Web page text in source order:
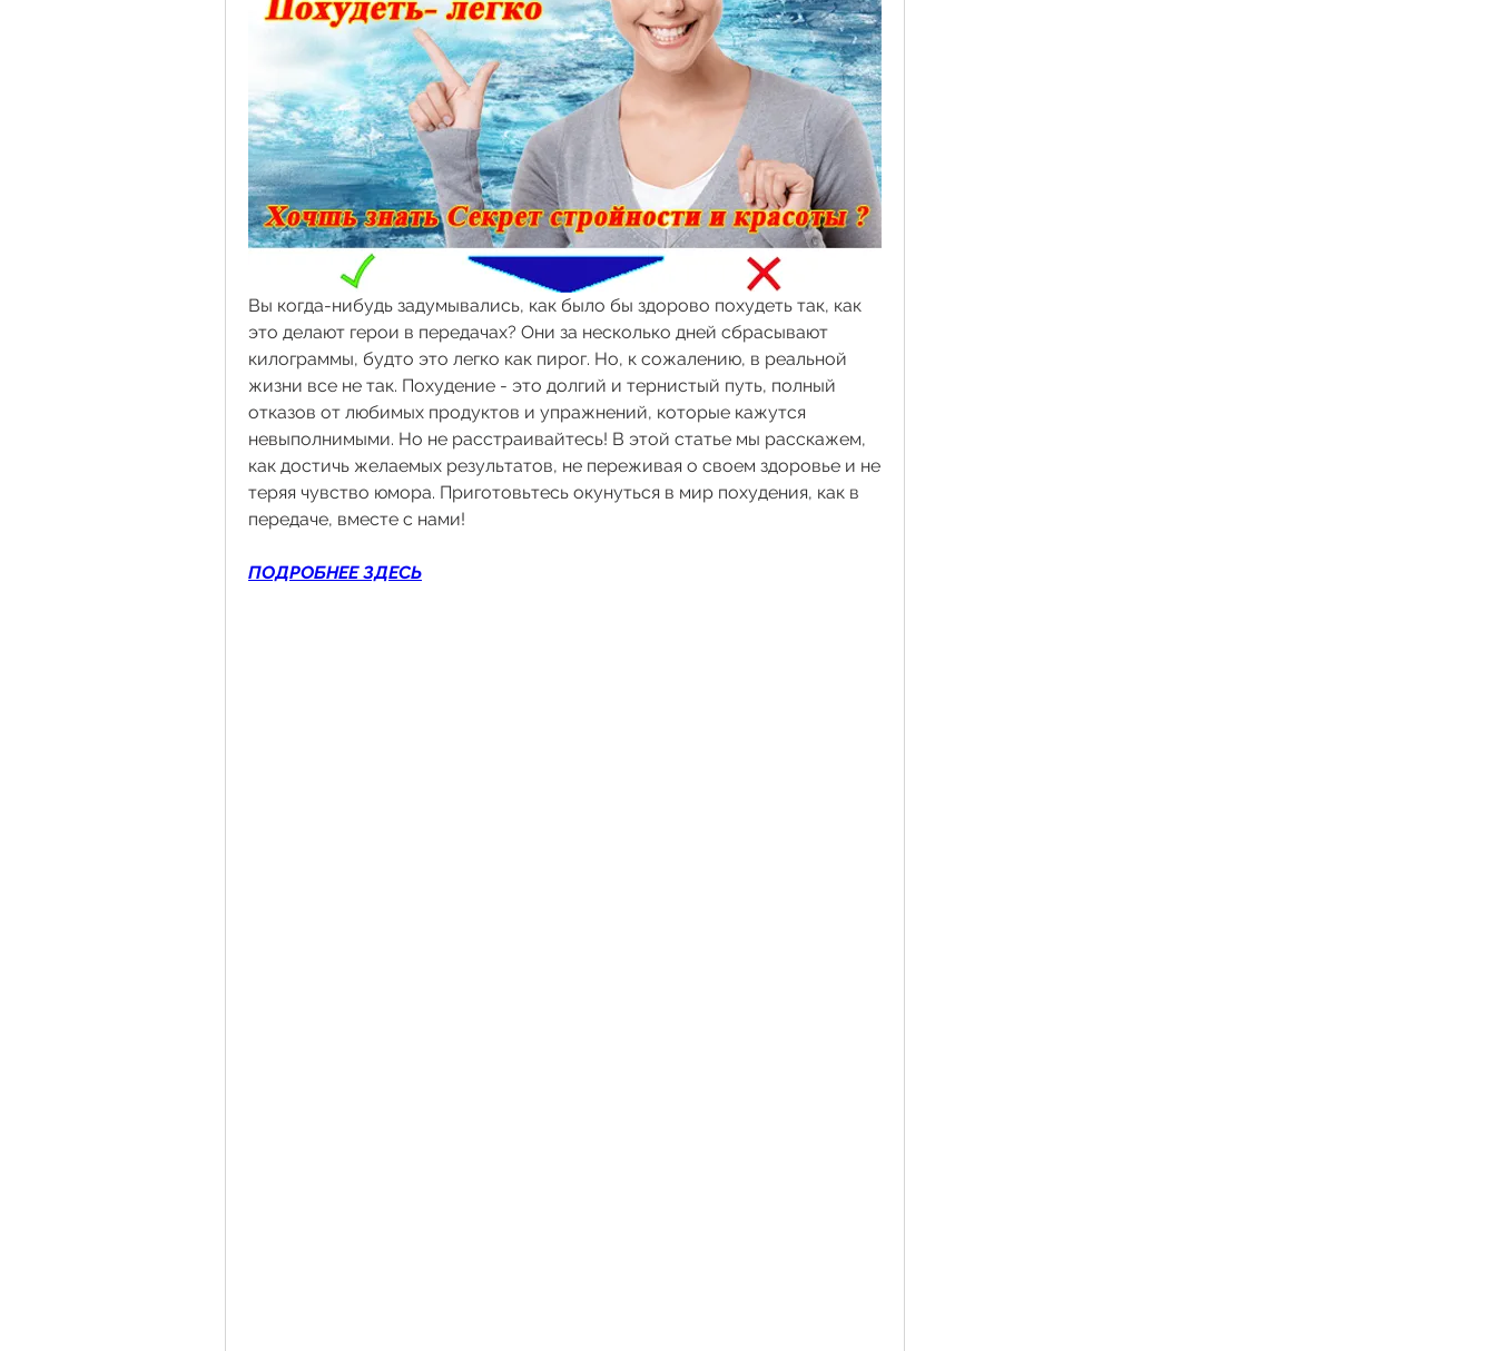
Вы когда-нибудь задумывались, как было бы здорово похудеть так, как
это делают герои в передачах? Они за несколько дней сбрасывают
килограммы, будто это легко как пирог. Но, к сожалению, в реальной
жизни все не так. Похудение - это долгий и тернистый путь, полный
отказов от любимых продуктов и упражнений, которые кажутся
невыполнимыми. Но не расстраивайтесь! В этой статье мы расскажем,
как достичь желаемых результатов, не переживая о своем здоровье и не
теряя чувство юмора. Приготовьтесь окунуться в мир похудения, как в
передаче, вместе с нами!
ПОДРОБНЕЕ ЗДЕСЬ